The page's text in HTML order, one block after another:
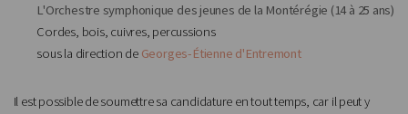
L'Orchestre symphonique des jeunes de la Montérégie (14 à 25 ans)
Cordes, bois, cuivres, percussions
sous la direction de Georges-Étienne d'Entremont
Il est possible de soumettre sa candidature en tout temps, car il peut y